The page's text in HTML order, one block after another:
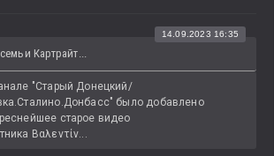
Картрайт...
14.09.2023 16:35
"Старый Донецкий/
было добавлено
старое видео
Βαλεντίν...